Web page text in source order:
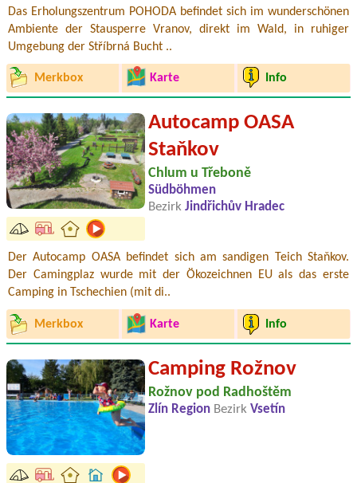
Das Erholungszentrum POHODA befindet sich im wunderschönen
Ambiente der Stausperre Vranov, direkt im Wald, in ruhiger
Umgebung der Stříbrná Bucht ..
Merkbox Karte Info
Autocamp OASA
Staňkov
Chlum u Třeboně
Südböhmen
Bezirk Jindřichův Hradec
Der Autocamp OASA befindet sich am sandigen Teich Staňkov.
Der Camingplaz wurde mit der Ökozeichnen EU als das erste
Camping in Tschechien (mit di..
Merkbox Karte Info
Camping Rožnov
Rožnov pod Radhoštěm
Zlín Region Bezirk Vsetín